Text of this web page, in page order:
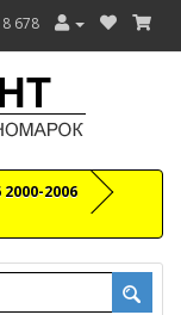
678
2006